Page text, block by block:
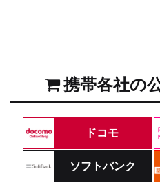
携帯各社の
ドコモ
ソフトバンク